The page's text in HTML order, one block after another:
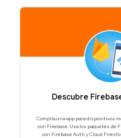
Descubre
Compila una app para dispositivos
con Firebase. Usa los paquetes de
con Firebase Auth y Cloud